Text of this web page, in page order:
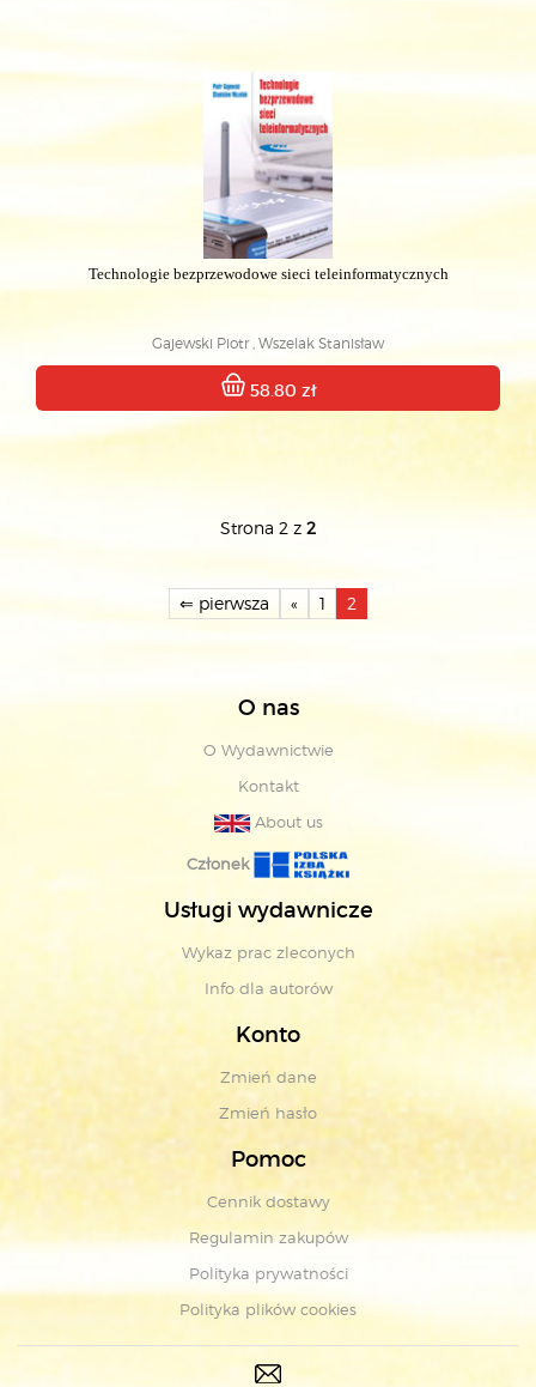
Technologie bezprzewodowe sieci teleinformatycznych
Gajewski Piotr , Wszelak Stanisław
58.80 zł
Strona 2 z 2
⇐ pierwsza « 1 2
O nas
O Wydawnictwie
Kontakt
About us
Członek
Usługi wydawnicze
Wykaz prac zleconych
Info dla autorów
Konto
Zmień dane
Zmień hasło
Pomoc
Cennik dostawy
Regulamin zakupów
Polityka prywatności
Polityka plików cookies